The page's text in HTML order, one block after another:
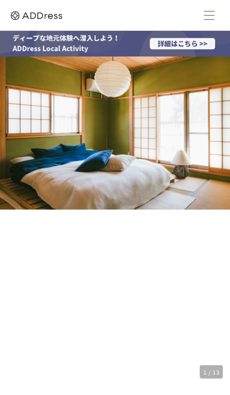
1 / 13